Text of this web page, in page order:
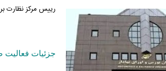
رییس مرکز نظارت
جزئیات فعالیت